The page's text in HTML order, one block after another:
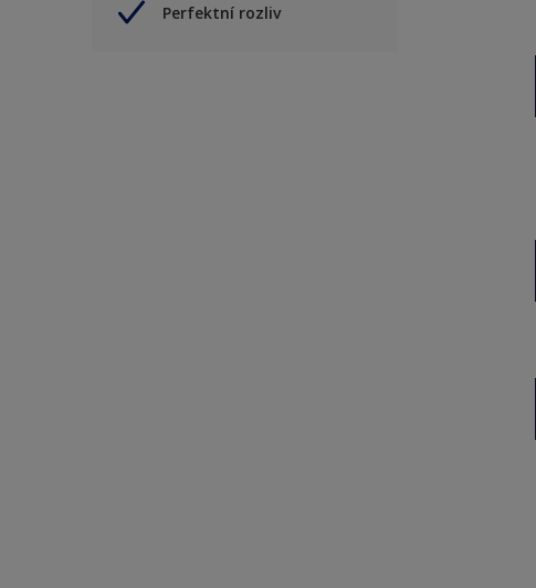
Perfektní rozliv